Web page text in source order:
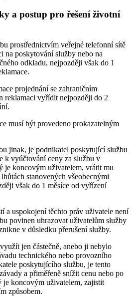
a postup pro řešení životní
prostřednictvím veřejné telefonní sítě
na poskytování služby nebo na
odkladu, nejpozději však do 1
projednání se zahraničním
reklamaci vyřídit nejpozději do 2
musí být provedeno prokazatelným
jinak, je podnikatel poskytující službu
k vyúčtování ceny za službu v
je koncovým uživatelem, vrátit mu
stanovených všeobecnými
však do 1 měsíce od vyřízení
a uspokojení těchto práv uživatele není
povinen uhrazovat uživatelům služby
v důsledku přerušení služby.
jen částečně, anebo ji nebylo
technického nebo provozního
poskytujícího službu, je tento
a přiměřeně snížit cenu nebo po
je koncovým uživatelem, zajistit
způsobem.